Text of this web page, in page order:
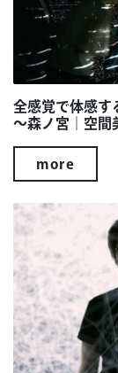
全感覚で体感す
～森ノ宮｜空間
more